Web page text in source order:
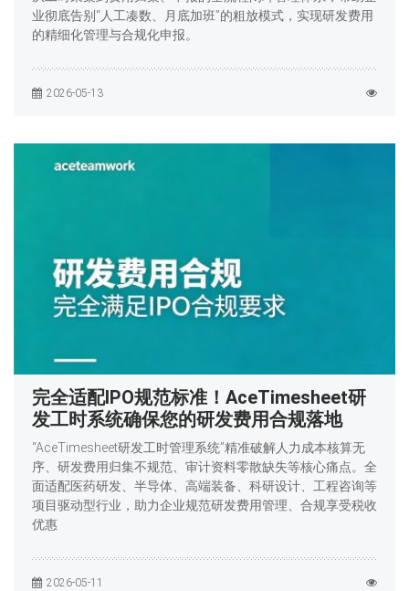
业彻底告别“人工凑数、月底加班”的粗放模式，实现研发费用
的精细化管理与合规化申报。
2026-05-13
完全适配IPO规范标准！AceTimesheet研
发工时系统确保您的研发费用合规落地
“AceTimesheet研发工时管理系统”精准破解人力成本核算无
序、研发费用归集不规范、审计资料零散缺失等核心痛点。全
面适配医药研发、半导体、高端装备、科研设计、工程咨询等
项目驱动型行业，助力企业规范研发费用管理、合规享受税收
优惠
2026-05-11